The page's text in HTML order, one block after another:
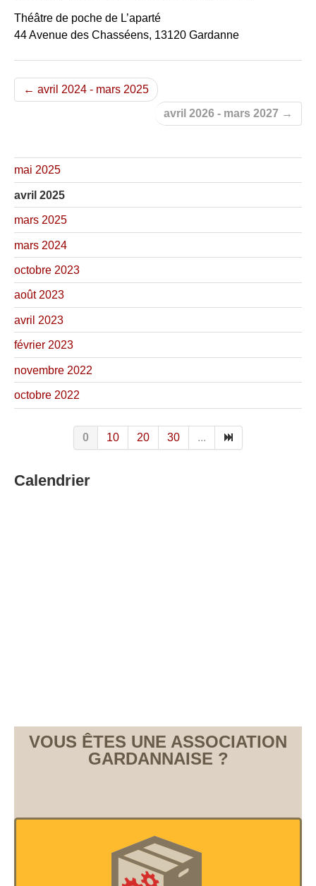
Théâtre de poche de L’aparté
44 Avenue des Chasséens, 13120 Gardanne
← avril 2024 - mars 2025
avril 2026 - mars 2027 →
mai 2025
avril 2025
mars 2025
mars 2024
octobre 2023
août 2023
avril 2023
février 2023
novembre 2022
octobre 2022
0 10 20 30 ...
Calendrier
VOUS ÊTES UNE ASSOCIATION
GARDANNAISE ?